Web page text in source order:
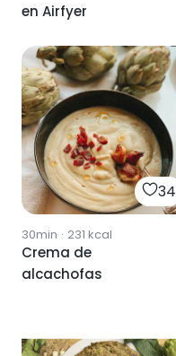
en Airfyer
34
30min · 231 kcal
Crema de
alcachofas